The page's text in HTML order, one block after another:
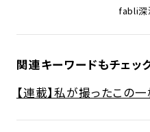
fabli深
関連キーワードもチェック
【連載】私が撮ったこの